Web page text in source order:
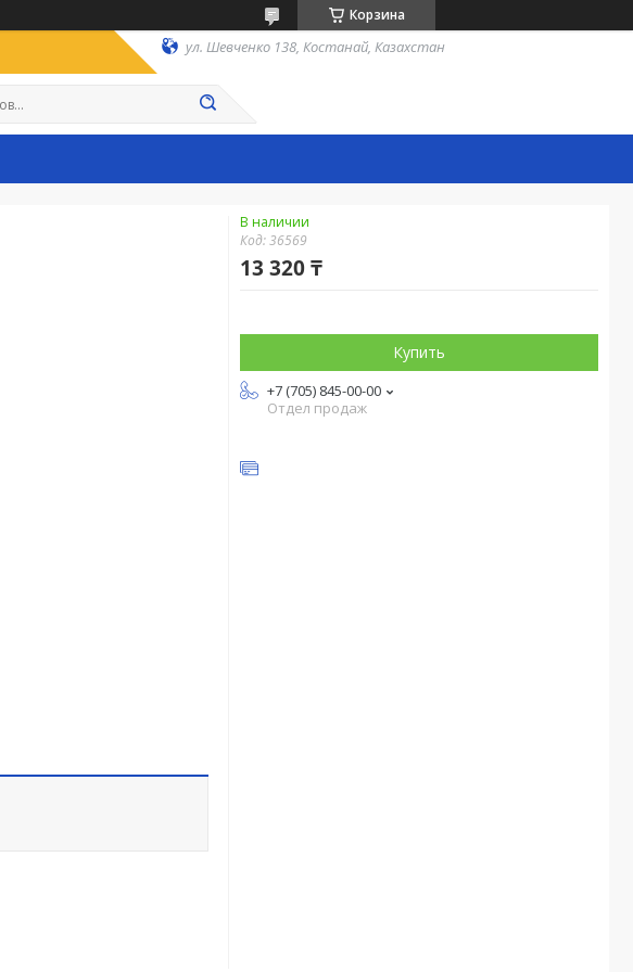
Корзина
ул. Шевченко 138, Костанай, Казахстан
В наличии
Код:36569
13 320 ₸
Купить
+7 (705) 845-00-00
Отдел продаж